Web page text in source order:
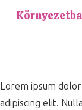
Lorem ipsum
adipiscing elit.